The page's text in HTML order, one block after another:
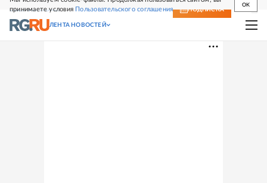
принимаете условия Пользовательского соглашения
OK
СВЕЖИЙ НОМЕР ПОДПИСКА
ЛЕНТА НОВОСТЕЙ